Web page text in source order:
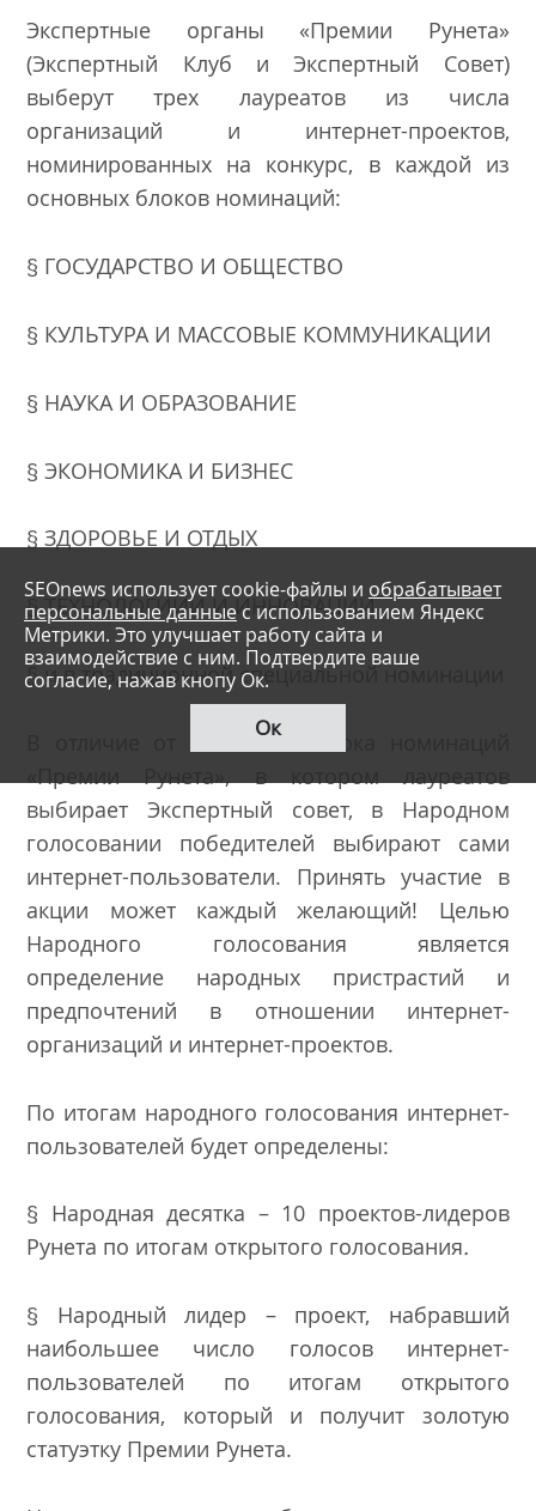
Экспертные органы «Премии Рунета»
(Экспертный Клуб и Экспертный Совет)
выберут трех лауреатов из числа
организаций и интернет-проектов,
номинированных на конкурс, в каждой из
основных блоков номинаций:
§ ГОСУДАРСТВО И ОБЩЕСТВО
§ КУЛЬТУРА И МАССОВЫЕ КОММУНИКАЦИИ
§ НАУКА И ОБРАЗОВАНИЕ
§ ЭКОНОМИКА И БИЗНЕС
§ ЗДОРОВЬЕ И ОТДЫХ
§ ТЕХНОЛОГИИИ И ИННОВАЦИИ
§ и в традиционной специальной номинации
В отличие от основного блока номинаций
выбирает Экспертный совет, в Народном
голосовании победителей выбирают сами
интернет-пользователи. Принять участие в
акции может каждый желающий! Целью
Народного голосования является
определение народных пристрастий и
предпочтений в отношении интернет-
организаций и интернет-проектов.
По итогам народного голосования интернет-
пользователей будет определены:
§ Народная десятка – 10 проектов-лидеров
Рунета по итогам открытого голосования.
§ Народный лидер – проект, набравший
наибольшее число голосов интернет-
пользователей по итогам открытого
голосования, который и получит золотую
статуэтку Премии Рунета.
SEOnews использует cookie-файлы и обрабатывает
персональные данныес использованием Яндекс
Метрики. Это улучшает работу сайта и
взаимодействие с ним. Подтвердите ваше
согласие, нажав кнопу Ок.
Ок